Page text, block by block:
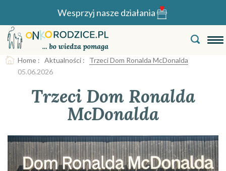
Wesprzyj nasze działania
Home : Aktualności : Trzeci Dom Ronalda McDonalda
05.06.2026
Trzeci Dom Ronalda
McDonalda